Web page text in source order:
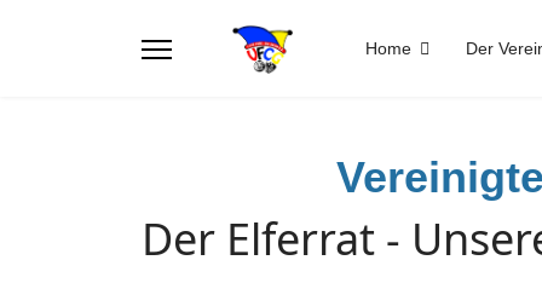
Home Der
Der Elferrat -